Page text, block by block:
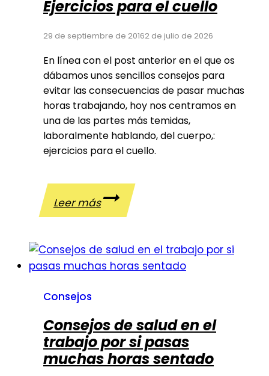
Ejercicios para el cuello
29 de septiembre de 20162 de julio de 2026
En línea con el post anterior en el que os
dábamos unos sencillos consejos para
evitar las consecuencias de pasar muchas
horas trabajando, hoy nos centramos en
una de las partes más temidas,
laboralmente hablando, del cuerpo,:
ejercicios para el cuello.
Leer másEjercicios
cuello
Consejos
Consejos de salud en el
trabajo por si pasas
muchas horas sentado